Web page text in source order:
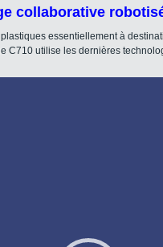
collaborative
essentiellement à
utilise les dernières